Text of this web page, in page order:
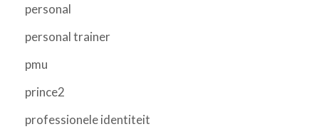
personal
personal trainer
pmu
prince2
professionele identiteit